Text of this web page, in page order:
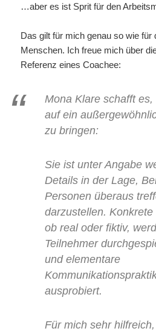
…aber es ist Sprit für den
Das gilt für mich genau so wie für
Menschen. Ich freue mich über
Referenz eines Coachee:
Mona Klare schafft
auf ein
zu bringen:
Sie ist unter Angabe
Details in der Lage,
Personen überaus
darzustellen. Konkrete
ob real oder fiktiv,
Teilnehmer
und elementare
ausprobiert.
Für mich sehr